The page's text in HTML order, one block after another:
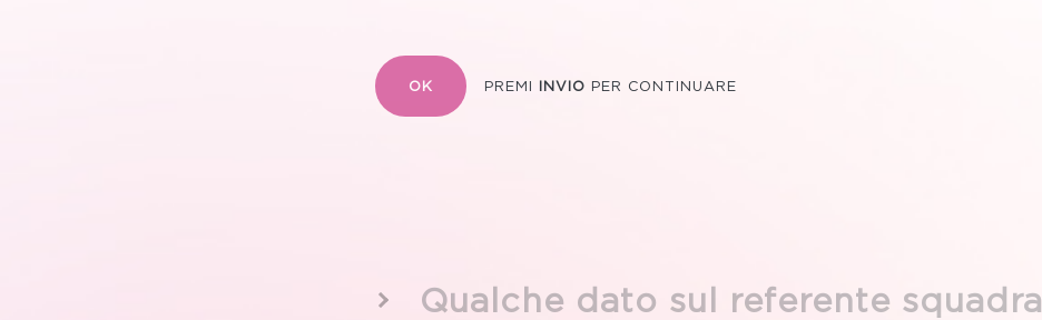
OK PREMI INVIO PER CONTINUARE
Qualche dato sul referente squadra